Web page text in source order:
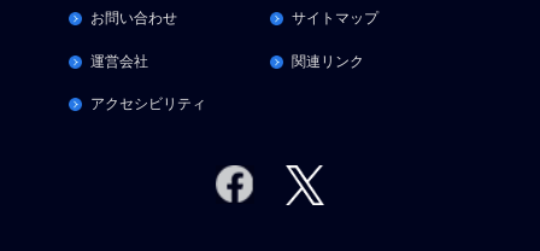
お問い合わせ サイトマップ
運営会社 関連リンク
アクセシビリティ